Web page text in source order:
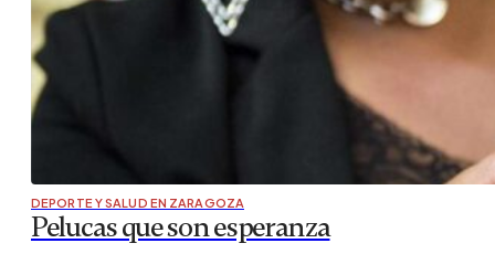
DEPORTE Y SALUD EN ZARAGOZA
Pelucas que son esperanza